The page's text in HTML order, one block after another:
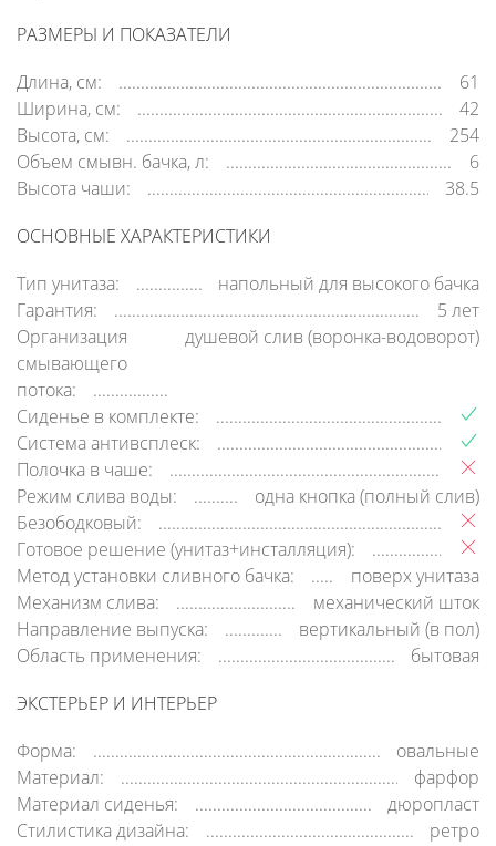
РАЗМЕРЫ И ПОКАЗАТЕЛИ
Длина, см:
61
Ширина, см:
42
Высота, см:
254
Объем смывн. бачка, л:
6
Высота чаши:
38.5
ОСНОВНЫЕ ХАРАКТЕРИСТИКИ
Тип унитаза:
напольный для высокого бачка
Гарантия:
5 лет
Организация
смывающего
потока:
душевой слив (воронка-водоворот)
Сиденье в комплекте:
Система антивсплеск:
Полочка в чаше:
Режим слива воды:
одна кнопка (полный слив)
Безободковый:
Готовое решение (унитаз+инсталляция):
Метод установки сливного бачка:
поверх унитаза
Механизм слива:
механический шток
Направление выпуска:
вертикальный (в пол)
Область применения:
бытовая
ЭКСТЕРЬЕР И ИНТЕРЬЕР
Форма:
овальные
Материал:
фарфор
Материал сиденья:
дюропласт
Стилистика дизайна:
ретро